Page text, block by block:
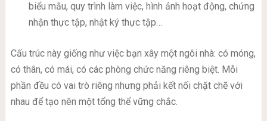
biểu mẫu, quy trình làm việc, hình ảnh hoạt động, chứng
nhận thực tập, nhật ký thực tập…
Cấu trúc này giống như việc bạn xây một ngôi nhà: có móng,
có thân, có mái, có các phòng chức năng riêng biệt. Mỗi
phần đều có vai trò riêng nhưng phải kết nối chặt chẽ với
nhau để tạo nên một tổng thể vững chắc.